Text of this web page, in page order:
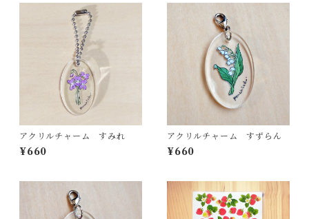
アクリルチャーム すみれ
¥660
アクリルチャーム すずらん
¥660